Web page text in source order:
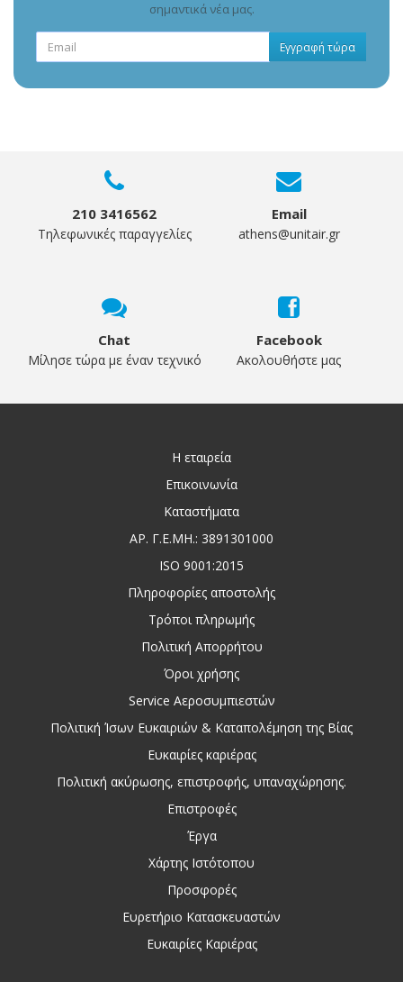
σημαντικά νέα μας.
Εγγραφή τώρα
210 3416562
Τηλεφωνικές παραγγελίες
Email
athens@unitair.gr
Chat
Μίλησε τώρα με έναν τεχνικό
Facebook
Ακολουθήστε μας
Η εταιρεία
Επικοινωνία
Καταστήματα
ΑΡ. Γ.Ε.ΜΗ.: 3891301000
ISO 9001:2015
Πληροφορίες αποστολής
Τρόποι πληρωμής
Πολιτική Απορρήτου
Όροι χρήσης
Service Αεροσυμπιεστών
Πολιτική Ίσων Ευκαιριών & Καταπολέμηση της Βίας
Ευκαιρίες καριέρας
Πολιτική ακύρωσης, επιστροφής, υπαναχώρησης.
Επιστροφές
Έργα
Χάρτης Ιστότοπου
Προσφορές
Ευρετήριο Κατασκευαστών
Ευκαιρίες Καριέρας